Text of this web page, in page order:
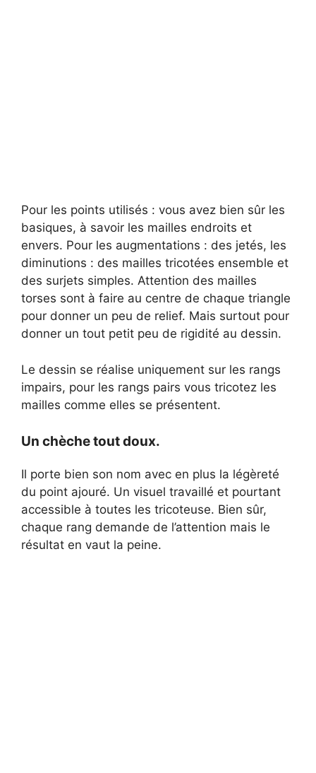
Pour les points utilisés : vous avez bien sûr les
basiques, à savoir les mailles endroits et
envers. Pour les augmentations : des jetés, les
diminutions : des mailles tricotées ensemble et
des surjets simples. Attention des mailles
torses sont à faire au centre de chaque triangle
pour donner un peu de relief. Mais surtout pour
donner un tout petit peu de rigidité au dessin.
Le dessin se réalise uniquement sur les rangs
impairs, pour les rangs pairs vous tricotez les
mailles comme elles se présentent.
Un chèche tout doux.
Il porte bien son nom avec en plus la légèreté
du point ajouré. Un visuel travaillé et pourtant
accessible à toutes les tricoteuse. Bien sûr,
chaque rang demande de l’attention mais le
résultat en vaut la peine.